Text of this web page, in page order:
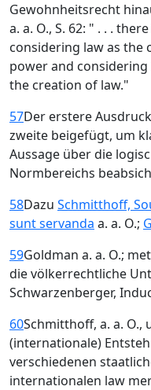
Gewohnheitsrecht
a. a. O., S. 62: " . . .
considering law as the
power and
the creation of law."
57Der erstere
zweite beigefügt, um
Aussage über die
Normbereichs
58Dazu Schmitthoff,
sunt servanda a. a. O.;
59Goldman a. a. O.;
die völkerrechtliche
Schwarzenberger,
60Schmitthoff, a. a.
(internationale)
verschiedenen
internationalen law